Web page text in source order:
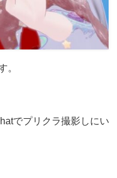
。
でプリクラ撮影しにい